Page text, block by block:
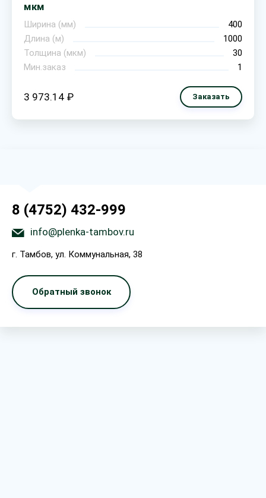
мкм
Ширина (мм)
400
Длина (м)
1000
Толщина (мкм)
30
Мин.заказ
1
3 973.14 ₽ Заказать
8 (4752) 432-999
info@plenka-tambov.ru
г. Тамбов, ул. Коммунальная, 38
Обратный звонок